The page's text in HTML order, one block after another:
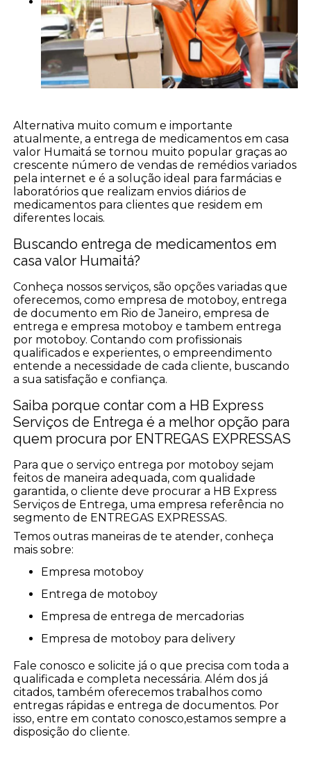
Alternativa muito comum e importante
atualmente, a entrega de medicamentos em casa
valor Humaitá se tornou muito popular graças ao
crescente número de vendas de remédios variados
pela internet e é a solução ideal para farmácias e
laboratórios que realizam envios diários de
medicamentos para clientes que residem em
diferentes locais.
Buscando entrega de medicamentos em
casa valor Humaitá?
Conheça nossos serviços, são opções variadas que
oferecemos, como empresa de motoboy, entrega
de documento em Rio de Janeiro, empresa de
entrega e empresa motoboy e tambem entrega
por motoboy. Contando com profissionais
qualificados e experientes, o empreendimento
entende a necessidade de cada cliente, buscando
a sua satisfação e confiança.
Saiba porque contar com a HB Express
Serviços de Entrega é a melhor opção para
quem procura por ENTREGAS EXPRESSAS
Para que o serviço entrega por motoboy sejam
feitos de maneira adequada, com qualidade
garantida, o cliente deve procurar a HB Express
Serviços de Entrega, uma empresa referência no
segmento de ENTREGAS EXPRESSAS.
Temos outras maneiras de te atender, conheça
mais sobre:
empresa motoboy
entrega de motoboy
empresa de entrega de mercadorias
empresa de motoboy para delivery
Fale conosco e solicite já o que precisa com toda a
qualificada e completa necessária. Além dos já
citados, também oferecemos trabalhos como
entregas rápidas e entrega de documentos. Por
isso, entre em contato conosco,estamos sempre a
disposição do cliente.